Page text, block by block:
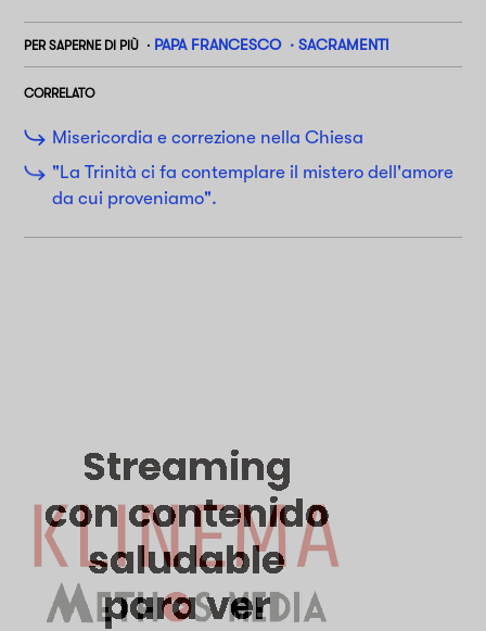
PER SAPERNE DI PIÙ PAPA FRANCESCO SACRAMENTI
CORRELATO
Misericordia e correzione nella Chiesa
"La Trinità ci fa contemplare il mistero dell'amore
da cui proveniamo".